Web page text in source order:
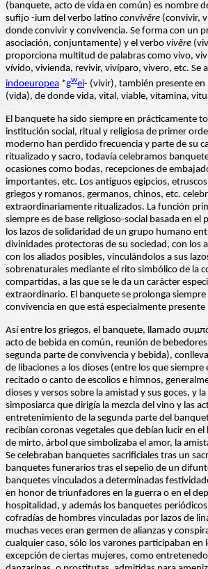
(banquete, acto de vida en común) es nombre
sufijo -ium del verbo latino convivĕre (convivir,
donde convivir y convivencia. Se forma con un
asociación, conjuntamente) y el verbo vivĕre
proporciona multitud de palabras como vivo,
vívido, vivienda, revivir, vivíparo, vivero, etc. Se
indoeuropea *gwei- (vivir), también presente en
(vida), de donde vida, vital, viable, vitamina,
El banquete ha sido siempre en prácticamente
institución social, ritual y religiosa de primer
moderno han perdido frecuencia y parte de su
ritualizado y sacro, todavía celebramos
ocasiones como bodas, recepciones de
importantes, etc. Los antiguos egipcios,
griegos y romanos, germanos, chinos, etc.
extraordinariamente ritualizados. La función
siempre es de base religioso-social basada en el
los lazos de solidaridad de un grupo humano
divinidades protectoras de su sociedad, con los
con los aliados posibles, vinculándolos a sus
sobrenaturales mediante el rito simbólico de la
compartidas, a las que se le da un carácter
extraordinario. El banquete se prolonga
convivencia en que está especialmente presente
Así entre los griegos, el banquete, llamado
acto de bebida en común, reunión de
segunda parte de convivencia y bebida),
de libaciones a los dioses (entre los que siempre
recitado o canto de escolios e himnos,
dioses y versos sobre la amistad y sus goces, y
simposiarca que dirigía la mezcla del vino y las
entretenimiento de la segunda parte del
recibían coronas vegetales que debían lucir en
de mirto, árbol que simbolizaba el amor, la
Se celebraban banquetes sacrificiales tras un
banquetes funerarios tras el sepelio de un
banquetes vinculados a determinadas
en honor de triunfadores en la guerra o en el
hospitalidad, y además los banquetes
cofradías de hombres vinculadas por lazos de
muchas veces eran germen de alianzas y
cualquier caso, sólo los varones participaban en
excepción de ciertas mujeres, como